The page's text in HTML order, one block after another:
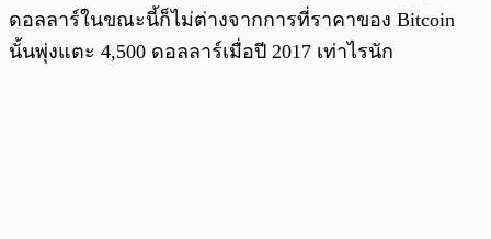
ดอลลาร์ในขณะนี้ก็ไม่ต่างจากการที่ราคาของ Bitcoin
นั้นพุ่งแตะ 4,500 ดอลลาร์เมื่อปี 2017 เท่าไรนัก